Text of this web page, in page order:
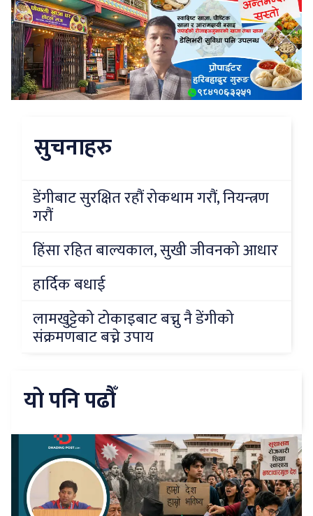
सुचनाहरु
डेंगीबाट सुरक्षित रहौं रोकथाम गरौं, नियन्त्रण
गरौं
हिंसा रहित बाल्यकाल, सुखी जीवनको आधार
हार्दिक बधाई
लामखुट्टेको टोकाइबाट बच्नु नै डेंगीको
संक्रमणबाट बच्ने उपाय
यो पनि पढौँ